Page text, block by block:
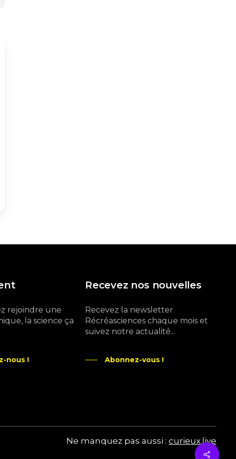
Share
rejoindre une
la science ça
nous !
Recevez nos nouvelles
Recevez la newsletter
Récréasciences chaque mois et
suivez notre actualité...
Abonnez-vous !
Ne manquez pas aussi : curieux.live